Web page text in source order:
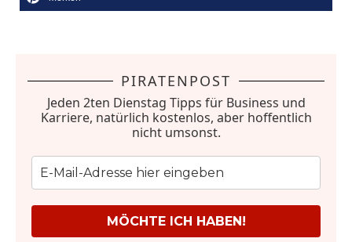
PIRATENPOST
Jeden 2ten Dienstag Tipps für Business und
Karriere, natürlich kostenlos, aber hoffentlich
nicht umsonst.
MÖCHTE ICH HABEN!